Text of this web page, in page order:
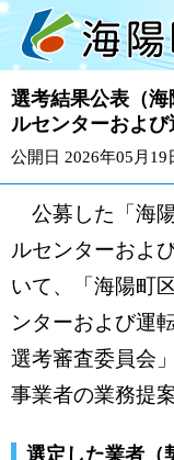
選考結果公表（
ルセンターおよび
公開日 2026年05月19
公募した「海
ルセンターおよ
いて、「海陽町
ンターおよび運
選考審査委員会
事業者の業務提
選定した業者（